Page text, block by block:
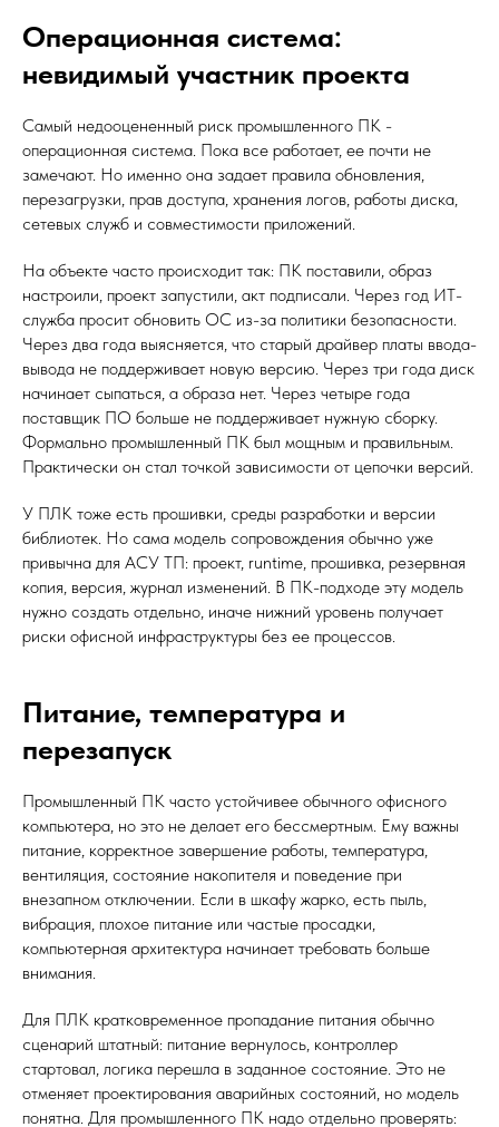
Операционная система:
невидимый участник проекта
Самый недооцененный риск промышленного ПК -
операционная система. Пока все работает, ее почти не
замечают. Но именно она задает правила обновления,
перезагрузки, прав доступа, хранения логов, работы диска,
сетевых служб и совместимости приложений.
На объекте часто происходит так: ПК поставили, образ
настроили, проект запустили, акт подписали. Через год ИТ-
служба просит обновить ОС из-за политики безопасности.
Через два года выясняется, что старый драйвер платы ввода-
вывода не поддерживает новую версию. Через три года диск
начинает сыпаться, а образа нет. Через четыре года
поставщик ПО больше не поддерживает нужную сборку.
Формально промышленный ПК был мощным и правильным.
Практически он стал точкой зависимости от цепочки версий.
У ПЛК тоже есть прошивки, среды разработки и версии
библиотек. Но сама модель сопровождения обычно уже
привычна для АСУ ТП: проект, runtime, прошивка, резервная
копия, версия, журнал изменений. В ПК-подходе эту модель
нужно создать отдельно, иначе нижний уровень получает
риски офисной инфраструктуры без ее процессов.
Питание, температура и
перезапуск
Промышленный ПК часто устойчивее обычного офисного
компьютера, но это не делает его бессмертным. Ему важны
питание, корректное завершение работы, температура,
вентиляция, состояние накопителя и поведение при
внезапном отключении. Если в шкафу жарко, есть пыль,
вибрация, плохое питание или частые просадки,
компьютерная архитектура начинает требовать больше
внимания.
Для ПЛК кратковременное пропадание питания обычно
сценарий штатный: питание вернулось, контроллер
стартовал, логика перешла в заданное состояние. Это не
отменяет проектирования аварийных состояний, но модель
понятна. Для промышленного ПК надо отдельно проверять: